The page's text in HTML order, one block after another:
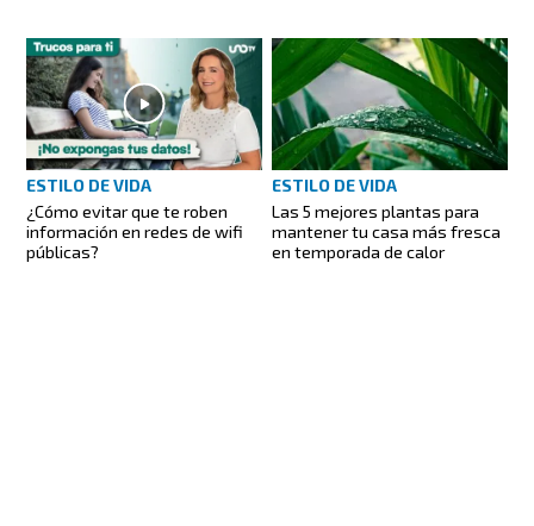
ESTILO DE VIDA
¿Cómo evitar que te roben
información en redes de wifi
públicas?
ESTILO DE VIDA
Las 5 mejores plantas para
mantener tu casa más fresca
en temporada de calor